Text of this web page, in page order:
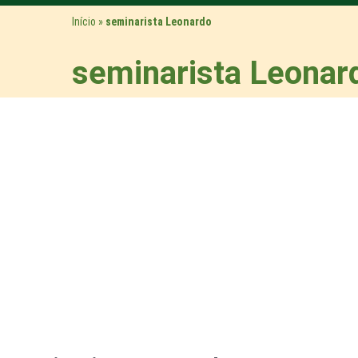
Início » seminarista Leonardo
seminarista